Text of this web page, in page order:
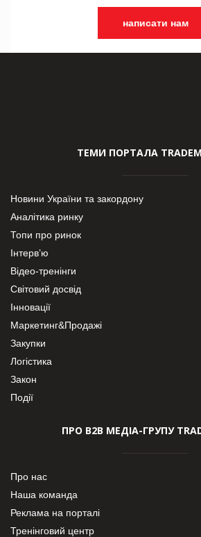
написати нам
ТЕМИ ПОРТАЛА
Новини України та закордону
Аналітика ринку
Топи про ринок
Інтерв’ю
Відео-тренінги
Світовий досвід
Інновації
Маркетинг&Продажі
Закупки
Логістика
Закон
Події
ПРО В2В МЕДІА-ГРУПУ
Про нас
Наша команда
Реклама на порталі
Тренінговий центр